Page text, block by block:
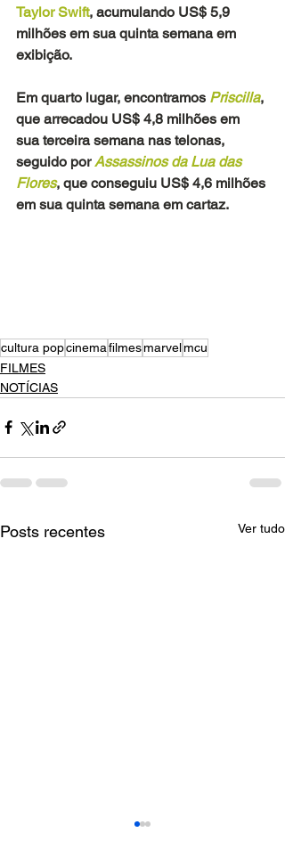
Taylor Swift, acumulando US$ 5,9
milhões em sua quinta semana em
exibição.
Em quarto lugar, encontramos Priscilla,
que arrecadou US$ 4,8 milhões em
sua terceira semana nas telonas,
seguido por Assassinos da Lua das
Flores, que conseguiu US$ 4,6 milhões
em sua quinta semana em cartaz.
cultura popcinemafilmesmarvelmcu
FILMES
NOTÍCIAS
Posts recentes Ver tudo